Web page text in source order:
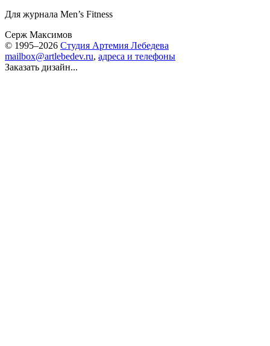
Для журнала Men’s Fitness
Серж Максимов
© 1995–2026 Студия Артемия Лебедева
mailbox@artlebedev.ru, адреса и телефоны
Заказать дизайн...